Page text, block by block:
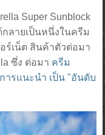
Super Sunblock
กลายเป็นหนึ่งในครีม
เน็ต สินค้าตัวต่อมา
ซึ่ง ต่อมา ครีม
ารแนะนำ เป็น "อันดับ